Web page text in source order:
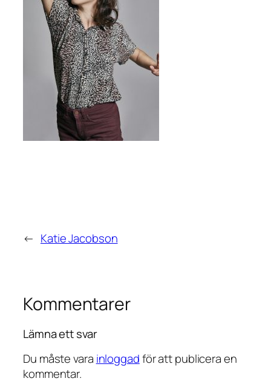
← Katie Jacobson
Kommentarer
Lämna ett svar
Du måste vara inloggadför att publicera en
kommentar.